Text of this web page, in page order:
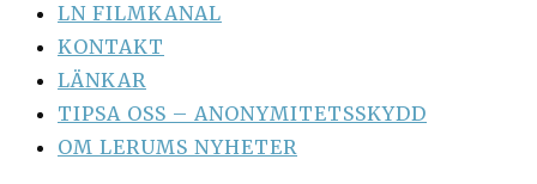
LN FILMKANAL
KONTAKT
LÄNKAR
TIPSA OSS – ANONYMITETSSKYDD
OM LERUMS NYHETER